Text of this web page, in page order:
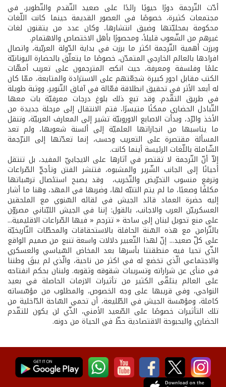
أدّت التّرجمة دورًا حيويًا رائدًا على صعيد التّقدم والتّطوير، في
مجتمعات كثيرة، خصوصًا في العصور القديمة حينما كانت اللّغات
محكومة بمحليّتها وضيق انتشارها، وكان عدد من يتقنون لغات
غيرهم من الشّعوب قليلاً، ومحصورًا بأهل الاختصاص والاهتمام.
وبرزت أهمية التّرجمة اكثر ما برزت في بداية الدّولة العربّية، واتصال
افرادها بالعالم الخارجي المتمدّن، خصوصًا ما يتعلّق بالحضارة اليونانيّة
علمًا وفلسفة ومعرفة، حيث انكبّ المترجمون على تعريب أمهّات
الكتب مقابل اجور كبيرة شجعّتهم على الاستزادة والمتابعة، ممّا كان
له أبعد الأثر في تحقيق انطلاقة فعّالة في آفاق التّنوير، ووثبة طويلة
في طريق التقّدم. وقد تبع ذلك بلوغ درجات معرفيّة بات معها
التّبادل الحضاري ممكنًا متيسرًا، فتم الانتقال إلى مرحلة جديدة من
الأخذ والرّد، وبدأت الاصابع الاوروبيّة تشير إلى المعارف العربيّة، وتنقل
ما يناسبها من انجازاتها العلميّة إلى ألسنة شعوبها، ولم تعد
المسألة مقتصرة على التعريب وحسب، إنما تعدّتها إلى الترّجمة
الشّاملة باللّغات الرئيسة أينما كانت.
إلاّ أنّ التّرجمة لا تقتصر في آثارها على الايجابيّ المفيد، بل تنتقل
أحيانًا إلى الجانب الشّرير والمشبوه، فتنشر الفتن وتأججّ الصّراعات
وترفع منسوب التحرّيض والتّخريب، وقد يصبح استئصال ترسّباتها
مكلفًا وصعبًا، ما لم يتم التنبّه لها، وضربها في المهد، وهنا ما أشار
إليه حضرة العماد قائد الجيش في لقائه السّنوي مع الملحقين
العسكرييّن العرب والاجانب، بالقول: إننا في الجيش اللبّناني مصروّن
على منع تحويل لبنان إلى ساحة « تترجم « فيها الصّراعات الاقليمية...
بالتّزامن مع هذه السّنة الحافلة بالاستحقاقات والمحطّات التّاريخيّة
على كلّ صعيد... إنّ لهذا التّعبير دلالات واسعة تنبع من صميم الواقع
الذّي تحيا فيه منطقتنا بأسرها بعد المخاض السّياسي والعسكري
والاجتماعي الّذي تخضع له في اكثر من ناحية، والّذي لم يبقَ وطننا
في منأى عن شراراته وتسريبات شقوقه وثقوبه. ولبنان بحكم انفتاحه
على العالم يتلقّى الكثير من تأثيرات الازمات الحاصلة في بعيد
النواحي، وفي قريبها على وجه الخصوص، والمطلوب من مؤسّساته
كاملة، ومؤسّسة الجيش في الطّليعة، أن تحمي السّاحة الدّاخلية من
تلك التأثيرات خصوصًا على الصّعيد الأمني، الذّي لن يكون للتقّدم
الحضاري والبحبوحة الاقتصادية حظّ في الحياة من دونه.